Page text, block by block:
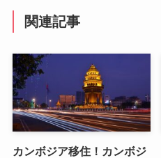
関連記事
カンボジア移住！カンボジ